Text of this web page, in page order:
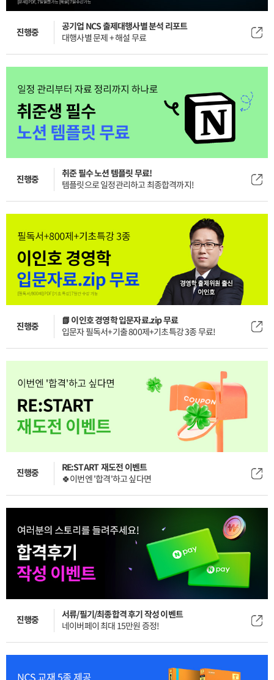
진행중
공기업 NCS 출제대행사별 분석 리포트
대행사별 문제 + 해설 무료
진행중
취준 필수 노션 템플릿 무료!
템플릿으로 일정관리하고 최종합격까지!
진행중
📗 이인호 경영학 입문자료.zip 무료
입문자 필독서+기출 800제+기초특강 3종 무료!
진행중
RE:START 재도전 이벤트
🍀이번엔 '합격'하고 싶다면
진행중
서류/필기/최종합격 후기 작성 이벤트
네이버페이 최대 15만원 증정!